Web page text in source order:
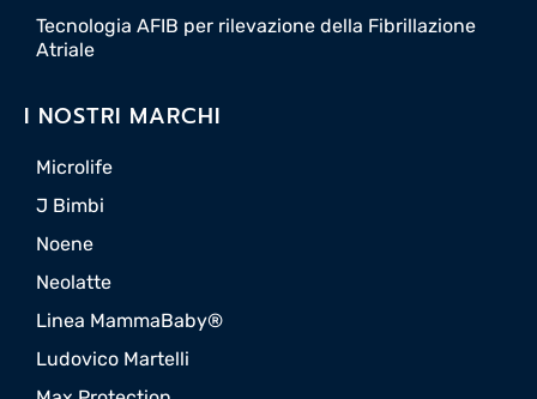
Tecnologia AFIB per rilevazione della Fibrillazione
Atriale
I NOSTRI MARCHI
Microlife
J Bimbi
Noene
Neolatte
Linea MammaBaby®
Ludovico Martelli